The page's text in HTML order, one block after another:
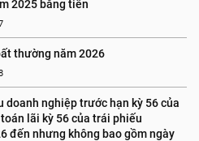
2025 bằng tiền
thường năm 2026
doanh nghiệp trước hạn kỳ 56 của
lãi kỳ 56 của trái phiếu
đến nhưng không bao gồm ngày